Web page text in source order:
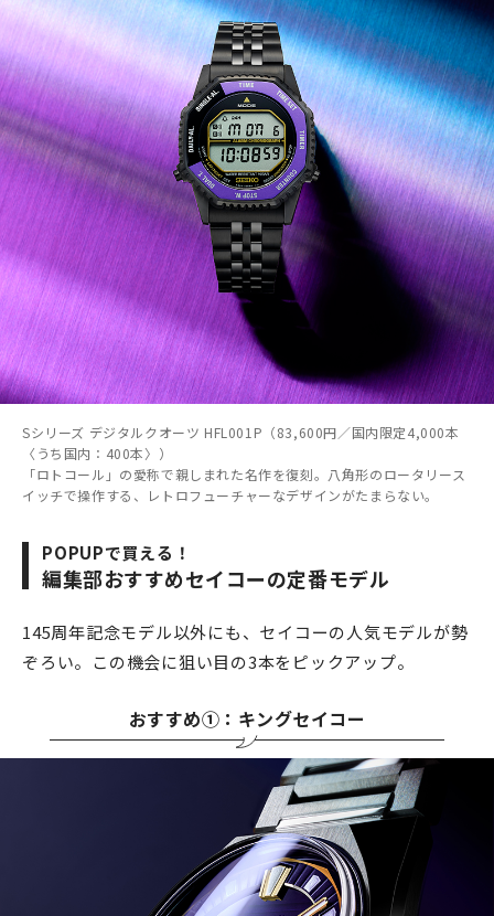
Sシリーズ デジタルクオーツ HFL001P（83,600円／国内限定4,000本
〈うち国内：400本〉）
「ロトコール」の愛称で親しまれた名作を復刻。八角形のロータリース
イッチで操作する、レトロフューチャーなデザインがたまらない。
POPUPで買える！
編集部おすすめセイコーの定番モデル
145周年記念モデル以外にも、セイコーの人気モデルが勢
ぞろい。この機会に狙い目の3本をピックアップ。
おすすめ①：キングセイコー